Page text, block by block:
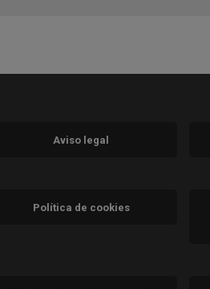
ventana nueva)
en ventana nueva)
ventana nueva)
Aviso legal
Política de cookies